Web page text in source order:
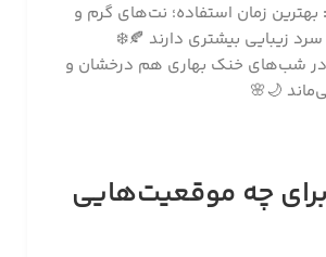
بهترین زمان استفاده؛ نت‌های گرم و
زیبایی بیشتری دارند 🍂❄️
در شب‌های خنک بهاری هم درخشان و
🌙🌸
چه موقعیت‌هایی